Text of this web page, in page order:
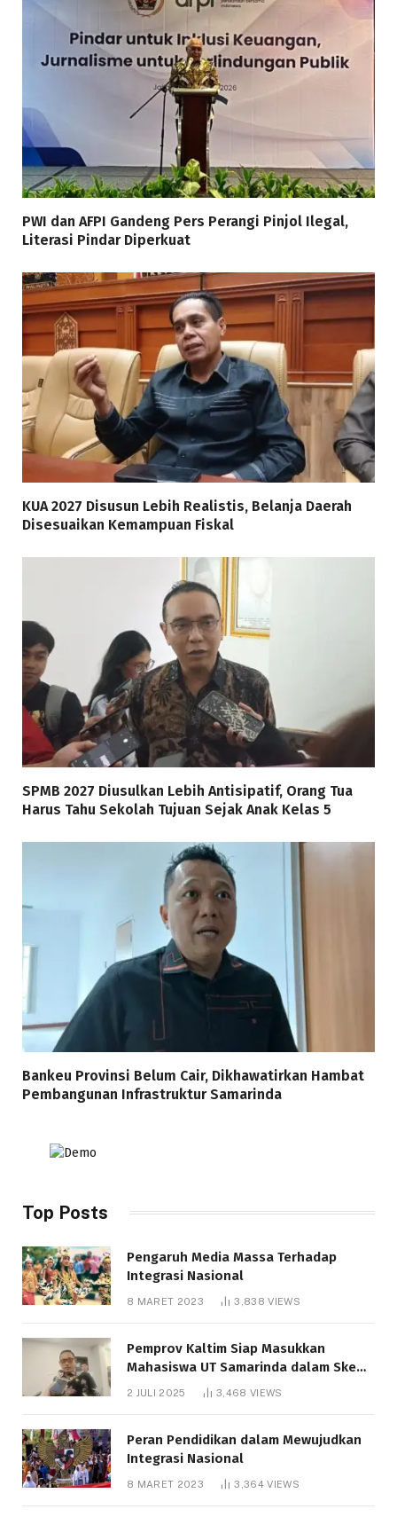
PWI dan AFPI Gandeng Pers Perangi Pinjol Ilegal,
Literasi Pindar Diperkuat
KUA 2027 Disusun Lebih Realistis, Belanja Daerah
Disesuaikan Kemampuan Fiskal
SPMB 2027 Diusulkan Lebih Antisipatif, Orang Tua
Harus Tahu Sekolah Tujuan Sejak Anak Kelas 5
Bankeu Provinsi Belum Cair, Dikhawatirkan Hambat
Pembangunan Infrastruktur Samarinda
Top Posts
Pengaruh Media Massa Terhadap
Integrasi Nasional
8 MARET 2023 3,838VIEWS
Pemprov Kaltim Siap Masukkan
Mahasiswa UT Samarinda dalam Skema
Bantuan Pendidikan Gratispol
2 JULI 2025 3,468 VIEWS
Peran Pendidikan dalam Mewujudkan
Integrasi Nasional
8 MARET 2023 3,364VIEWS